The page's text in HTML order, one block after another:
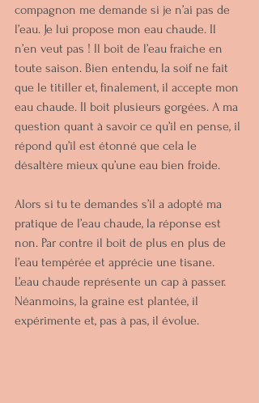
compagnon me demande si je n’ai pas de
l’eau. Je lui propose mon eau chaude. Il
n’en veut pas ! Il boit de l’eau fraîche en
toute saison. Bien entendu, la soif ne fait
que le titiller et, finalement, il accepte mon
eau chaude. Il boit plusieurs gorgées. A ma
question quant à savoir ce qu’il en pense, il
répond qu’il est étonné que cela le
désaltère mieux qu’une eau bien froide.
Alors si tu te demandes s’il a adopté ma
pratique de l’eau chaude, la réponse est
non. Par contre il boit de plus en plus de
l’eau tempérée et apprécie une tisane.
L’eau chaude représente un cap à passer.
Néanmoins, la graine est plantée, il
expérimente et, pas à pas, il évolue.